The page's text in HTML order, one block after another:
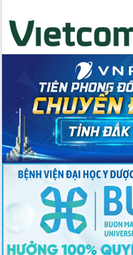
Friendship Meeting New Year 2026”
Bầu cử Quốc hội và HĐND: Cử tri Đắk
Lắk gửi gắm niềm tin, kỳ vọng vào lá
phiếu
Đắk Lắk sẵn sàng các điều kiện cho
Ngày hội bầu cử đại biểu Quốc hội
khóa XVI và HĐND các cấp nhiệm kỳ
2026-2031
Đảm bảo cuộc bầu cử đại biểu Quốc
hội và đại biểu HĐND các cấp diễn ra
an toàn, hiệu quả, đúng quy định
Thủ tướng Chính phủ Phạm Minh Chính
kiểm tra, chỉ đạo hoàn thành các dự
án cao tốc và thăm khu tái định cư tại
Đắk Lắk
Sôi nổi Hội đua ngựa truyền thống Gò
Thì Thùng mừng Xuân Bính Ngọ 2026
Lãnh đạo tỉnh dâng hương tưởng niệm
tại Đập Đồng Cam đầu Xuân Bính Ngọ
Ngành nông nghiệp phấn đấu tăng
trưởng đạt 5,86% trong năm 2026
UBND tỉnh Đắk Lắk triển khai công tác